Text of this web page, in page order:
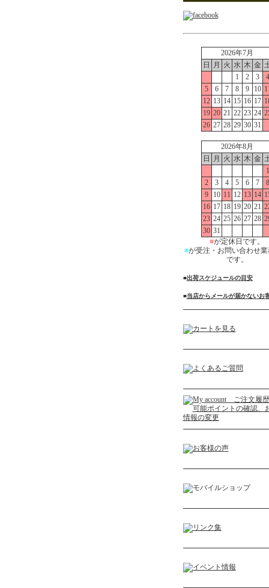
2026年7月
日
月 火 水 木 金
1
2 3
4
5
6 7 8 9 10
12 13 14 15 16 17
19 20 21 22 23 24
26 27 28 29 30 31
2026年8月
日
月 火 水 木 金
1
2
3 4 5 6 7
8
9
10 11 12 13 14
16 17 18 19 20 21
23 24 25 26 27 28
30 31
■が定休日です。
■が受注・お問い合わせ
です。
■出荷スケジュールの目安
■当店からメールが届かないお